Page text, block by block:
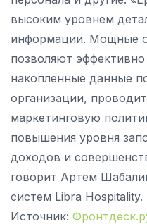
высоким уровнем
информации. Мощные
позволяют эффективно
накопленные данные
организации,
маркетинговую
повышения уровня
доходов и
говорит Артем
систем Libra Hospitality.
Источник: